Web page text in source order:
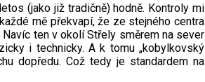
(jako již tradičně) hodně. Kontroly mi
mě překvapí, že ze stejného centra
ten v okolí Střely směrem na sever
i technicky. A k tomu „kobylkovský
dopředu. Což tedy je standardem na